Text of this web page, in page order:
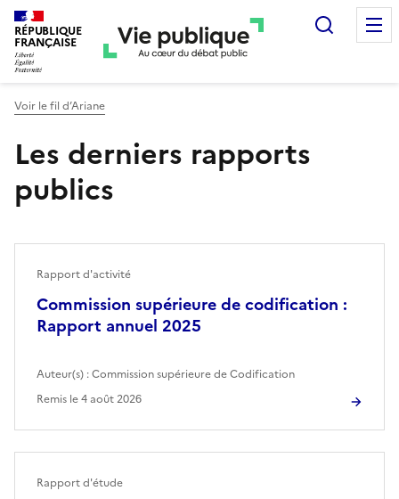
RÉPUBLIQUE
FRANÇAISE
Voir le fil d’Ariane
Les derniers rapports
publics
Commission supérieure de codification :
Rapport annuel 2025
Rapport d'activité
Auteur(s) :Commission supérieure de Codification
Remis le4 août 2026
Rapport d'étude